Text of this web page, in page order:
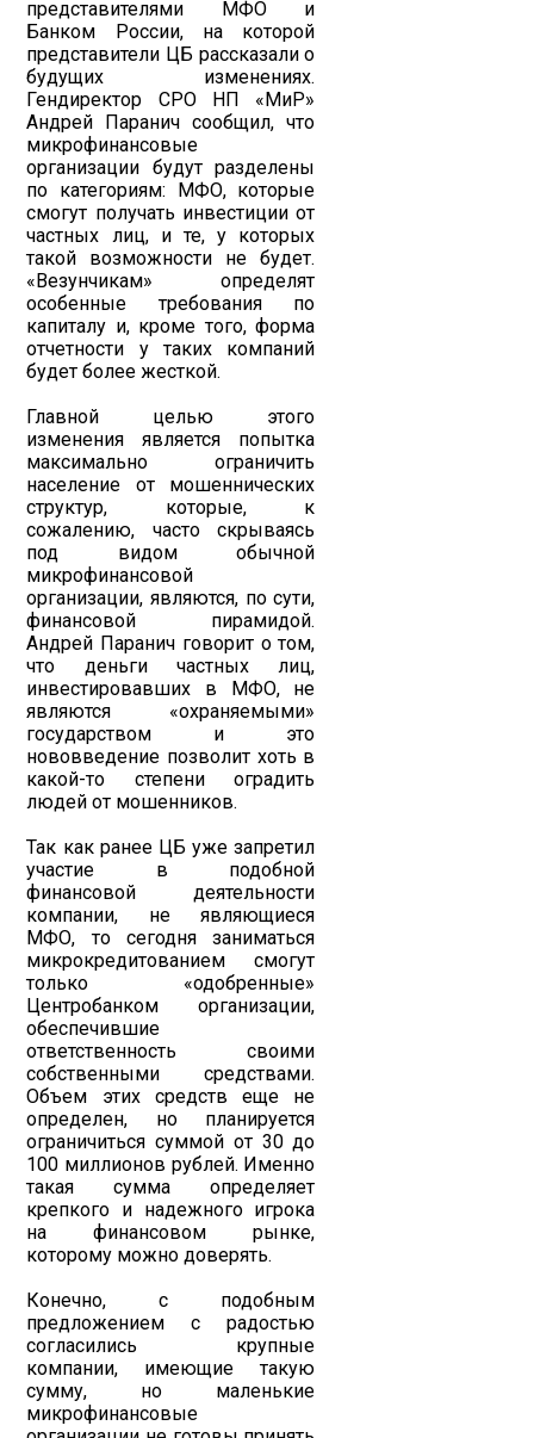
представителями МФО и
Банком России, на которой
представители ЦБ рассказали о
будущих изменениях.
Гендиректор СРО НП «МиР»
Андрей Паранич сообщил, что
микрофинансовые
организации будут разделены
по категориям: МФО, которые
смогут получать инвестиции от
частных лиц, и те, у которых
такой возможности не будет.
«Везунчикам» определят
особенные требования по
капиталу и, кроме того, форма
отчетности у таких компаний
будет более жесткой.
Главной целью этого
изменения является попытка
максимально ограничить
население от мошеннических
структур, которые, к
сожалению, часто скрываясь
под видом обычной
микрофинансовой
организации, являются, по сути,
финансовой пирамидой.
Андрей Паранич говорит о том,
что деньги частных лиц,
инвестировавших в МФО, не
являются «охраняемыми»
государством и это
нововведение позволит хоть в
какой-то степени оградить
людей от мошенников.
Так как ранее ЦБ уже запретил
участие в подобной
финансовой деятельности
компании, не являющиеся
МФО, то сегодня заниматься
микрокредитованием смогут
только «одобренные»
Центробанком организации,
обеспечившие
ответственность своими
собственными средствами.
Объем этих средств еще не
определен, но планируется
ограничиться суммой от 30 до
100 миллионов рублей. Именно
такая сумма определяет
крепкого и надежного игрока
на финансовом рынке,
которому можно доверять.
Конечно, с подобным
предложением с радостью
согласились крупные
компании, имеющие такую
сумму, но маленькие
микрофинансовые